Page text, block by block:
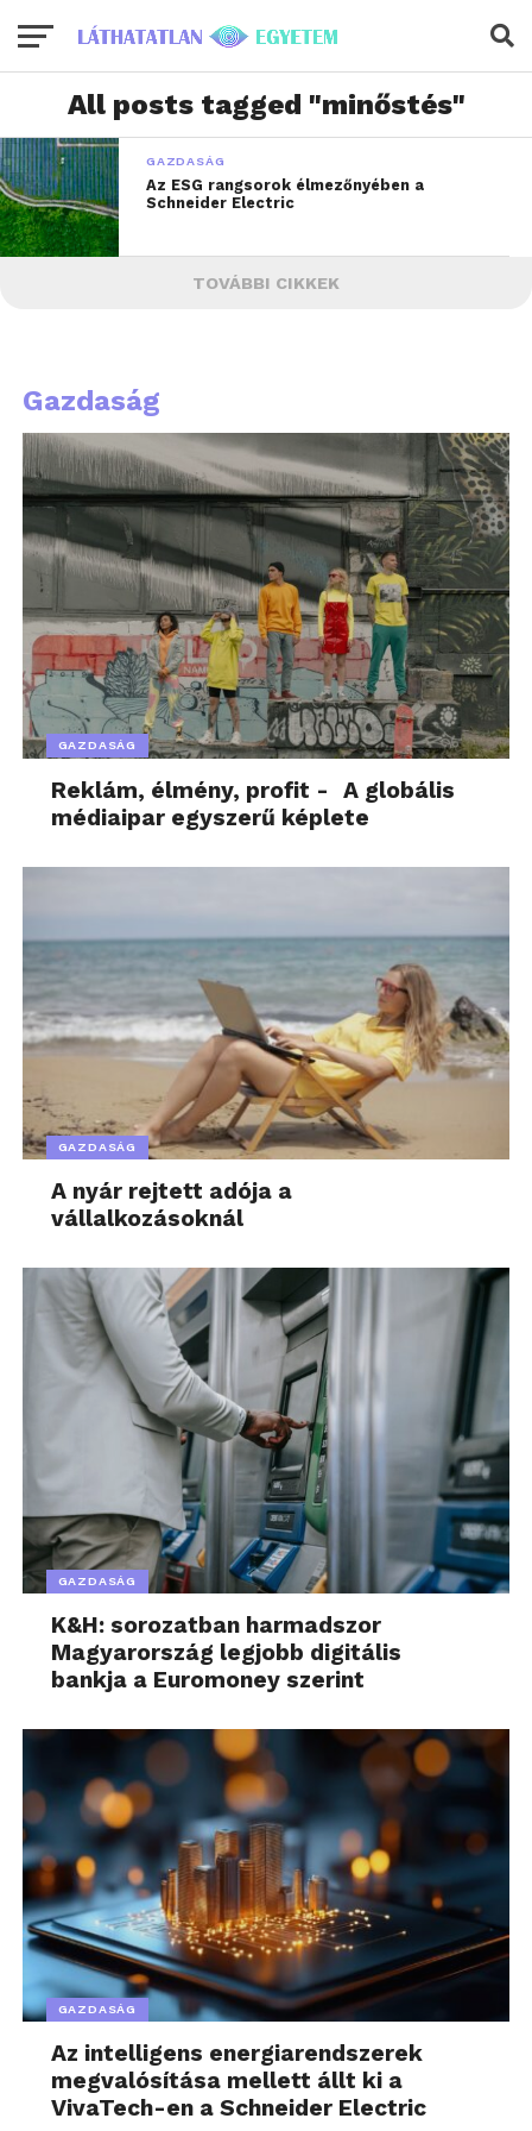
All posts tagged "minőstés"
GAZDASÁG
Az ESG rangsorok élmezőnyében a
Schneider Electric
TOVÁBBI CIKKEK
Gazdaság
GAZDASÁG
Reklám, élmény, profit - A globális
médiaipar egyszerű képlete
GAZDASÁG
A nyár rejtett adója a
vállalkozásoknál
GAZDASÁG
K&H: sorozatban harmadszor
Magyarország legjobb digitális
bankja a Euromoney szerint
GAZDASÁG
Az intelligens energiarendszerek
megvalósítása mellett állt ki a
VivaTech-en a Schneider Electric